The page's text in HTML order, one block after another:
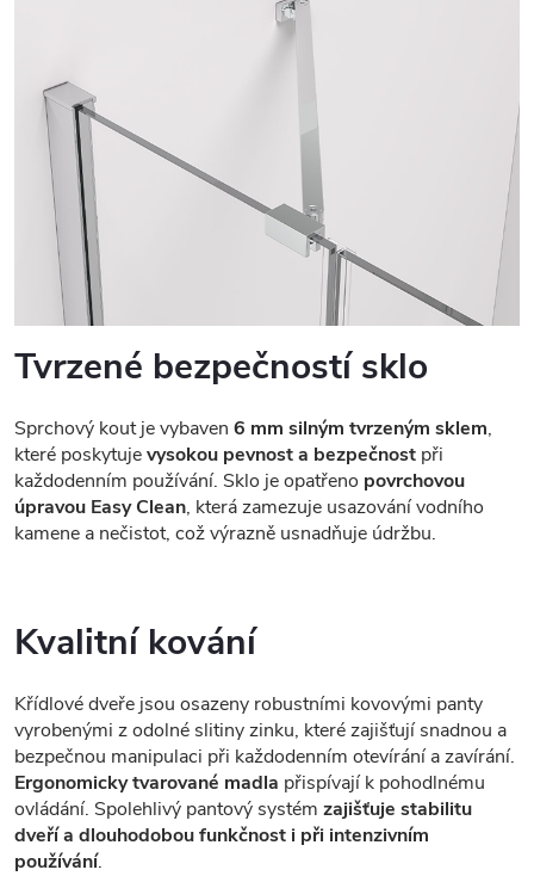
Tvrzené bezpečností sklo
Sprchový kout je vybaven 6 mm silným tvrzeným sklem,
které poskytujevysokou pevnost a bezpečnost při
každodenním používání. Sklo je opatřeno povrchovou
úpravou Easy Clean, která zamezuje usazování vodního
kamene a nečistot, což výrazně usnadňuje údržbu.
Kvalitní kování
Křídlové dveře jsou osazeny robustními kovovými panty
vyrobenými z odolné slitiny zinku, které zajišťují snadnou a
bezpečnou manipulaci při každodenním otevírání a zavírání.
Ergonomicky tvarované madla přispívají k pohodlnému
ovládání. Spolehlivý pantový systém zajišťuje stabilitu
dveří a dlouhodobou funkčnost i při intenzivním
používání.